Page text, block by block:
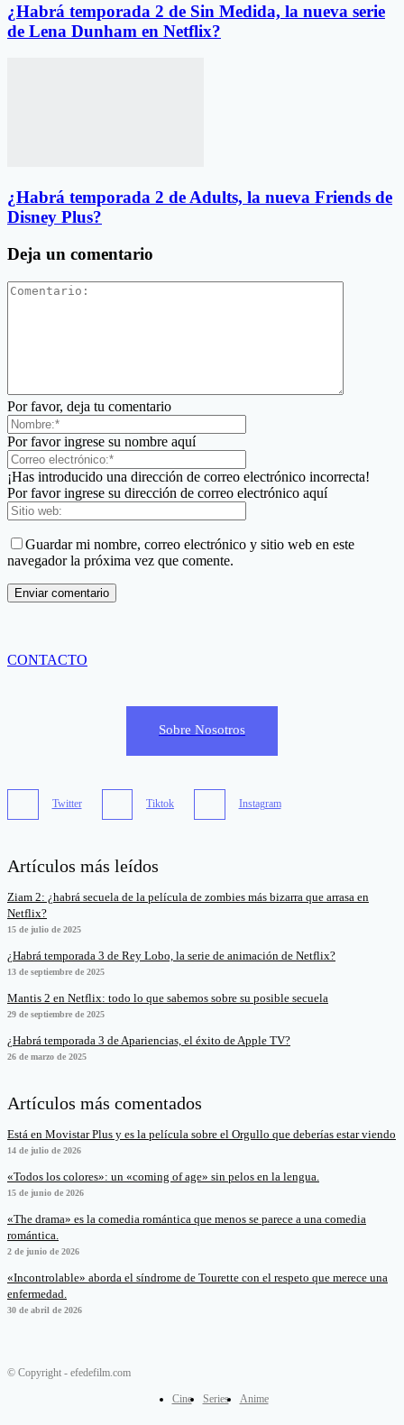
¿Habrá temporada 2 de Sin Medida, la nueva serie
de Lena Dunham en Netflix?
¿Habrá temporada 2 de Adults, la nueva Friends de
Disney Plus?
Deja un comentario
Por favor, deja tu comentario
Por favor ingrese su nombre aquí
¡Has introducido una dirección de correo electrónico incorrecta!
Por favor ingrese su dirección de correo electrónico aquí
Guardar mi nombre, correo electrónico y sitio web en este
navegador la próxima vez que comente.
CONTACTO
Sobre Nosotros
Twitter Tiktok Instagram
Artículos más leídos
Ziam 2: ¿habrá secuela de la película de zombies más bizarra que arrasa en
Netflix?
15 de julio de 2025
¿Habrá temporada 3 de Rey Lobo, la serie de animación de Netflix?
13 de septiembre de 2025
Mantis 2 en Netflix: todo lo que sabemos sobre su posible secuela
29 de septiembre de 2025
¿Habrá temporada 3 de Apariencias, el éxito de Apple TV?
26 de marzo de 2025
Artículos más comentados
Está en Movistar Plus y es la película sobre el Orgullo que deberías estar viendo
14 de julio de 2026
«Todos los colores»: un «coming of age» sin pelos en la lengua.
15 de junio de 2026
«The drama» es la comedia romántica que menos se parece a una comedia
romántica.
2 de junio de 2026
«Incontrolable» aborda el síndrome de Tourette con el respeto que merece una
enfermedad.
30 de abril de 2026
© Copyright - efedefilm.com
Cine Series Anime